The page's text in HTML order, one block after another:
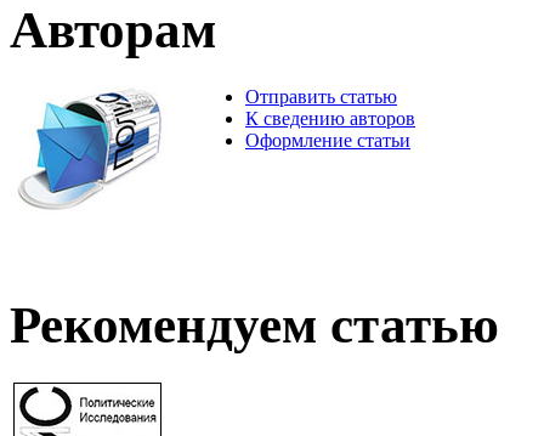
Авторам
Отправить статью
К сведению авторов
Оформление статьи
Рекомендуем статью